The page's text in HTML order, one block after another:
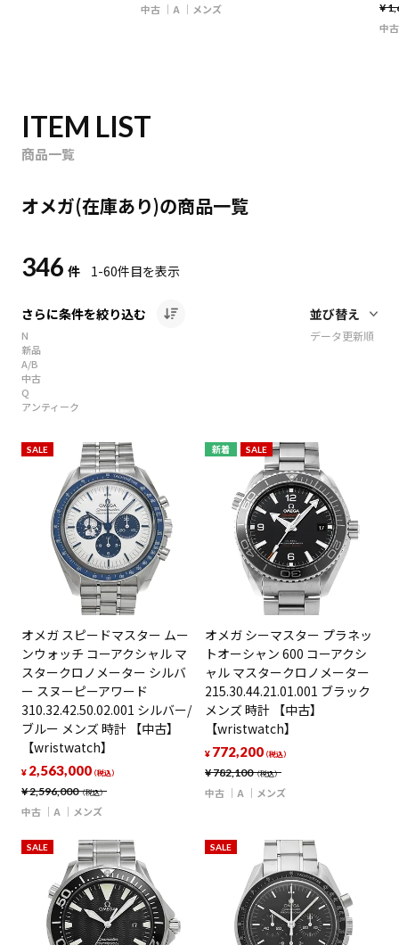
中古 A メンズ ¥
中古
ITEM LIST
商品一覧
オメガ(在庫あり)の商品一覧
346 件 1-60件目を表示
さらに条件を絞り込む
N
新品
A/B
中古
Q
アンティーク
データ更新順
SALE
オメガ スピードマスター ムー
ンウォッチ コーアクシャル マ
スタークロノメーター シルバ
ー スヌーピーアワード
310.32.42.50.02.001 シルバー/
ブルー メンズ 時計 【中古】
【wristwatch】
¥2,596,000（税込）
¥ 2,563,000（税込）
中古 A メンズ
新着 SALE
オメガ シーマスター プラネッ
トオーシャン 600 コーアクシ
ャル マスタークロノメーター
215.30.44.21.01.001 ブラック
メンズ 時計 【中古】
【wristwatch】
¥782,100（税込）
¥ 772,200（税込）
中古 A メンズ
SALE SALE